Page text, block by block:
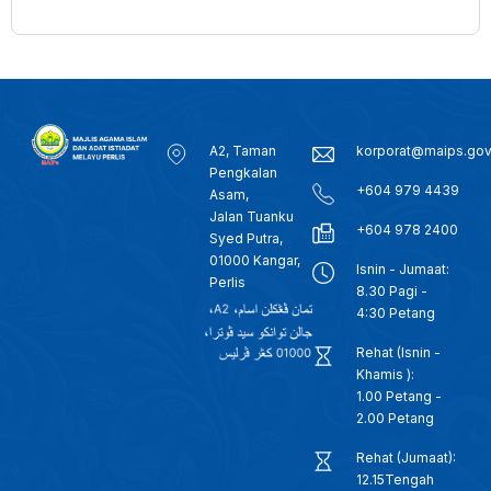
A2, Taman
Pengkalan
Asam,
Jalan Tuanku
Syed Putra,
01000 Kangar,
Perlis
+604 979 4439
+604 978 2400
Isnin - Jumaat:
8.30 Pagi -
4:30 Petang
Rehat (Isnin -
Khamis ):
1.00 Petang -
2.00 Petang
Rehat (Jumaat):
12.15Tengah